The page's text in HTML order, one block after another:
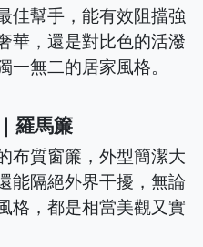
佳幫手，能有效阻擋強
華，還是對比色的活潑
無二的居家風格。
羅馬簾
布質窗簾，外型簡潔大
能隔絕外界干擾，無論
格，都是相當美觀又實